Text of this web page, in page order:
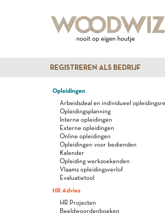
REGISTREREN ALS BEDRIJF
Opleidingen
Arbeidsdeal en individueel
Opleidingsplanning
Interne opleidingen
Externe opleidingen
Online opleidingen
Opleidingen voor bedienden
Kalender
Opleiding werkzoekenden
Vlaams opleidingsverlof
Evaluatietool
HR Advies
HR Projecten
Beeldwoordenboeken